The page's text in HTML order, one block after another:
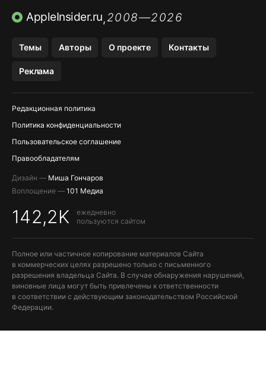
ПРИЛОЖЕНИЯ БЕЗ APP STORE
AppleInsider.ru,2008—2026
Темы Авторы О проекте Контакты
Реклама
Редакционная политика
Политика конфиденциальности
Пользовательское соглашение
Правообладателям
Дизайн — Миша Гончаров
Воплощение — 101 Медиа
142,2K
ежедневно
пользуются сайтом
Полное или частичное копирование материалов Сайта
в коммерческих целях разрешено только с письменного
разрешения владельца Сайта. В случае обнаружения нарушений,
виновные лица могут быть привлечены к ответственности
в соответствии с действующим законодательством Российской
Федерации.